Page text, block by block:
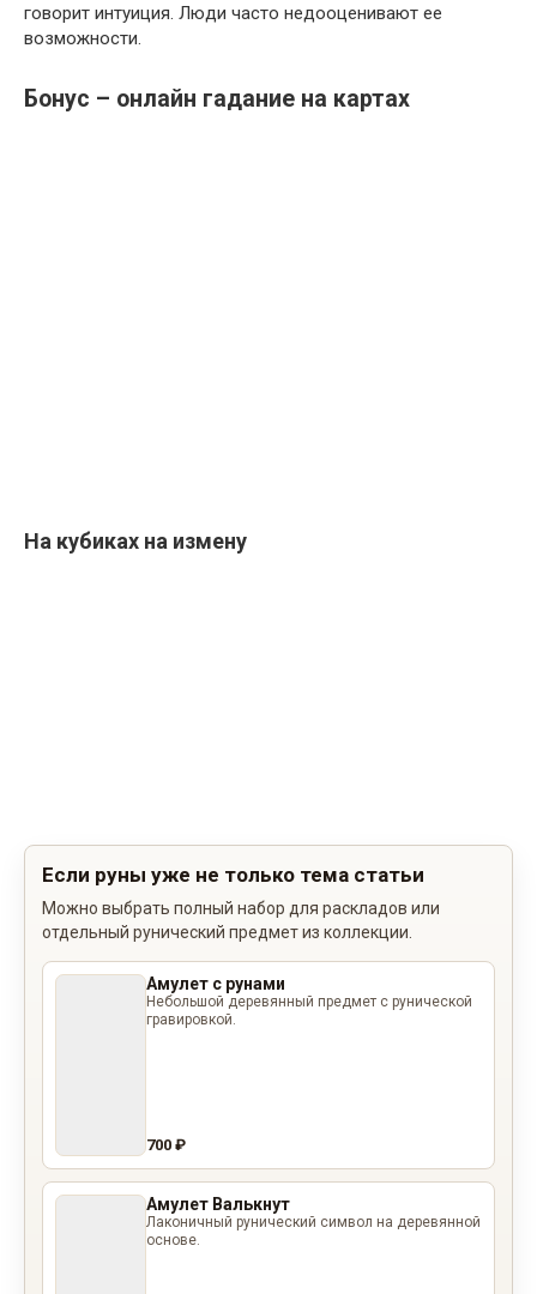
говорит интуиция. Люди часто недооценивают ее
возможности.
Бонус – онлайн гадание на картах
На кубиках на измену
Если руны уже не только тема статьи
Можно выбрать полный набор для раскладов или
отдельный рунический предмет из коллекции.
Амулет с рунами
Небольшой деревянный предмет с рунической
гравировкой.
700 ₽
Амулет Валькнут
Лаконичный рунический символ на деревянной
основе.